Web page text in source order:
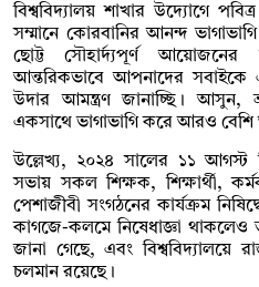
বিশ্ববিদ্যালয় শাখার উদ্যোগে
সম্মানে কোরবানির আনন্দ
ছোট্ট সৌহার্দ্যপূর্ণ
আন্তরিকভাবে আপনাদের
উদার আমন্ত্রণ জানাচ্ছি। আসুন,
একসাথে ভাগাভাগি করে আরও
উল্লেখ্য, ২০২৪ সালের ১১ আগস্ট
সভায় সকল শিক্ষক, শিক্ষার্থী,
পেশাজীবী সংগঠনের কার্যক্রম
কাগজে-কলমে নিষেধাজ্ঞা থাকলেও
জানা গেছে, এবং বিশ্ববিদ্যালয়ে
চলমান রয়েছে।